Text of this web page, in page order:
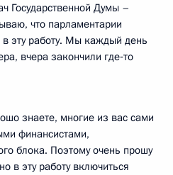
Государственной Думы –
что парламентарии
эту работу. Мы каждый день
вчера закончили где‑то
знаете, многие из вас сами
финансистами,
блока. Поэтому очень прошу
в эту работу включиться